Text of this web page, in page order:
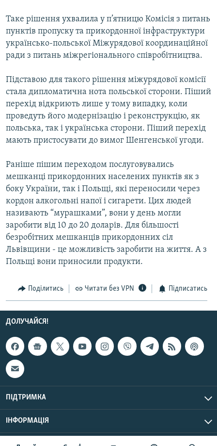
МУЛЬТИМЕДІА
ФОТО
СПЕЦПРОЄКТИ
РУС
УКР
ДОЛУЧАЙСЯ!
Усі сайти RFE/RL
Таке рішення ухвалила у п’ятницю Комісія з питань
пунктів пропуску та прикордонної інфраструктури
українсько-польської Міжурядової координаційної
ради з питань міжрегіонального співробітництва.
Підставою для такого рішення міжурядової комісії
стала дипломатична нота польської сторони. Піший
перехід відкриють лише у тому випадку, коли
проведуть його модернізацію і реконструкцію, як
польська, так і українська сторони. Піший перехід
мають пристосувати до вимог Шенгенської угоди.
Раніше пішим переходом послуговувались
мешканці прикордонних населених пунктів як з
боку України, так і Польщі, які переносили через
кордон алкогольні напої і сигарети. Цих людей
називають “мурашками”, вони у день могли
заробити від 10 до 20 доларів. Для більшості
безробітних мешканців прикордонних сіл
Львівщини - це можливість заробити на життя. А з
Польщі вони приносили продукти.
Поділитись Читати без VPN Підписатись
ДОЛУЧАЙСЯ!
ПІДТРИМКА
ІНФОРМАЦІЯ